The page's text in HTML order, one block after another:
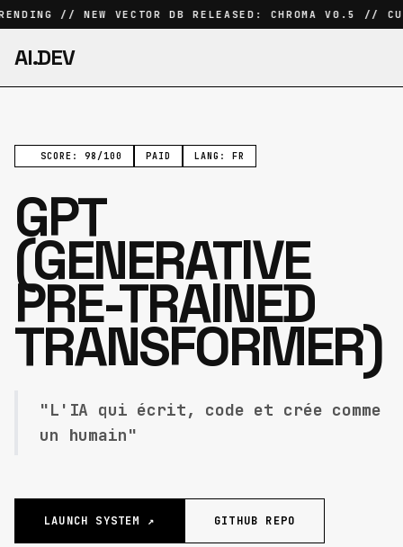
// NEW VECTOR DB RELEASED: CHROMA V0.5 //
AI.DEV
SCORE: 98/100 PAID LANG: FR
GPT
(GENERATIVE
PRE-TRAINED
TRANSFORMER)
"L'IA qui écrit, code et crée comme
un humain"
LAUNCH SYSTEM ↗ GITHUB REPO